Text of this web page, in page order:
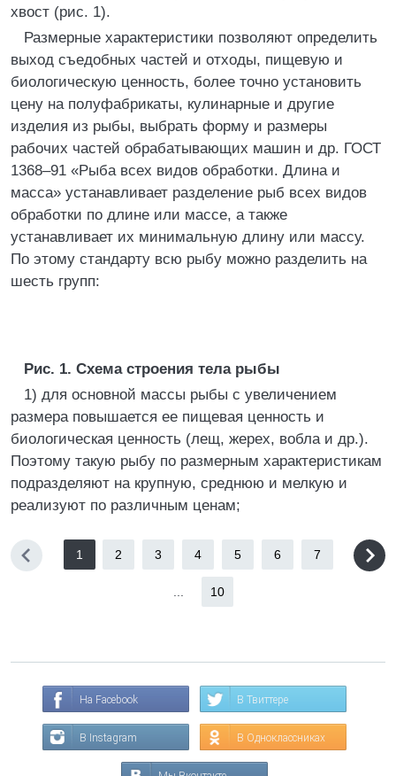
хвост (рис. 1).
Размерные характеристики позволяют определить
выход съедобных частей и отходы, пищевую и
биологическую ценность, более точно установить
цену на полуфабрикаты, кулинарные и другие
изделия из рыбы, выбрать форму и размеры
рабочих частей обрабатывающих машин и др. ГОСТ
1368–91 «Рыба всех видов обработки. Длина и
масса» устанавливает разделение рыб всех видов
обработки по длине или массе, а также
устанавливает их минимальную длину или массу.
По этому стандарту всю рыбу можно разделить на
шесть групп:
Рис. 1. Схема строения тела рыбы
1) для основной массы рыбы с увеличением
размера повышается ее пищевая ценность и
биологическая ценность (лещ, жерех, вобла и др.).
Поэтому такую рыбу по размерным характеристикам
подразделяют на крупную, среднюю и мелкую и
реализуют по различным ценам;
1 2 3 4 5 6 7
10
На Facebook В Твиттере
В Instagram В Одноклассниках